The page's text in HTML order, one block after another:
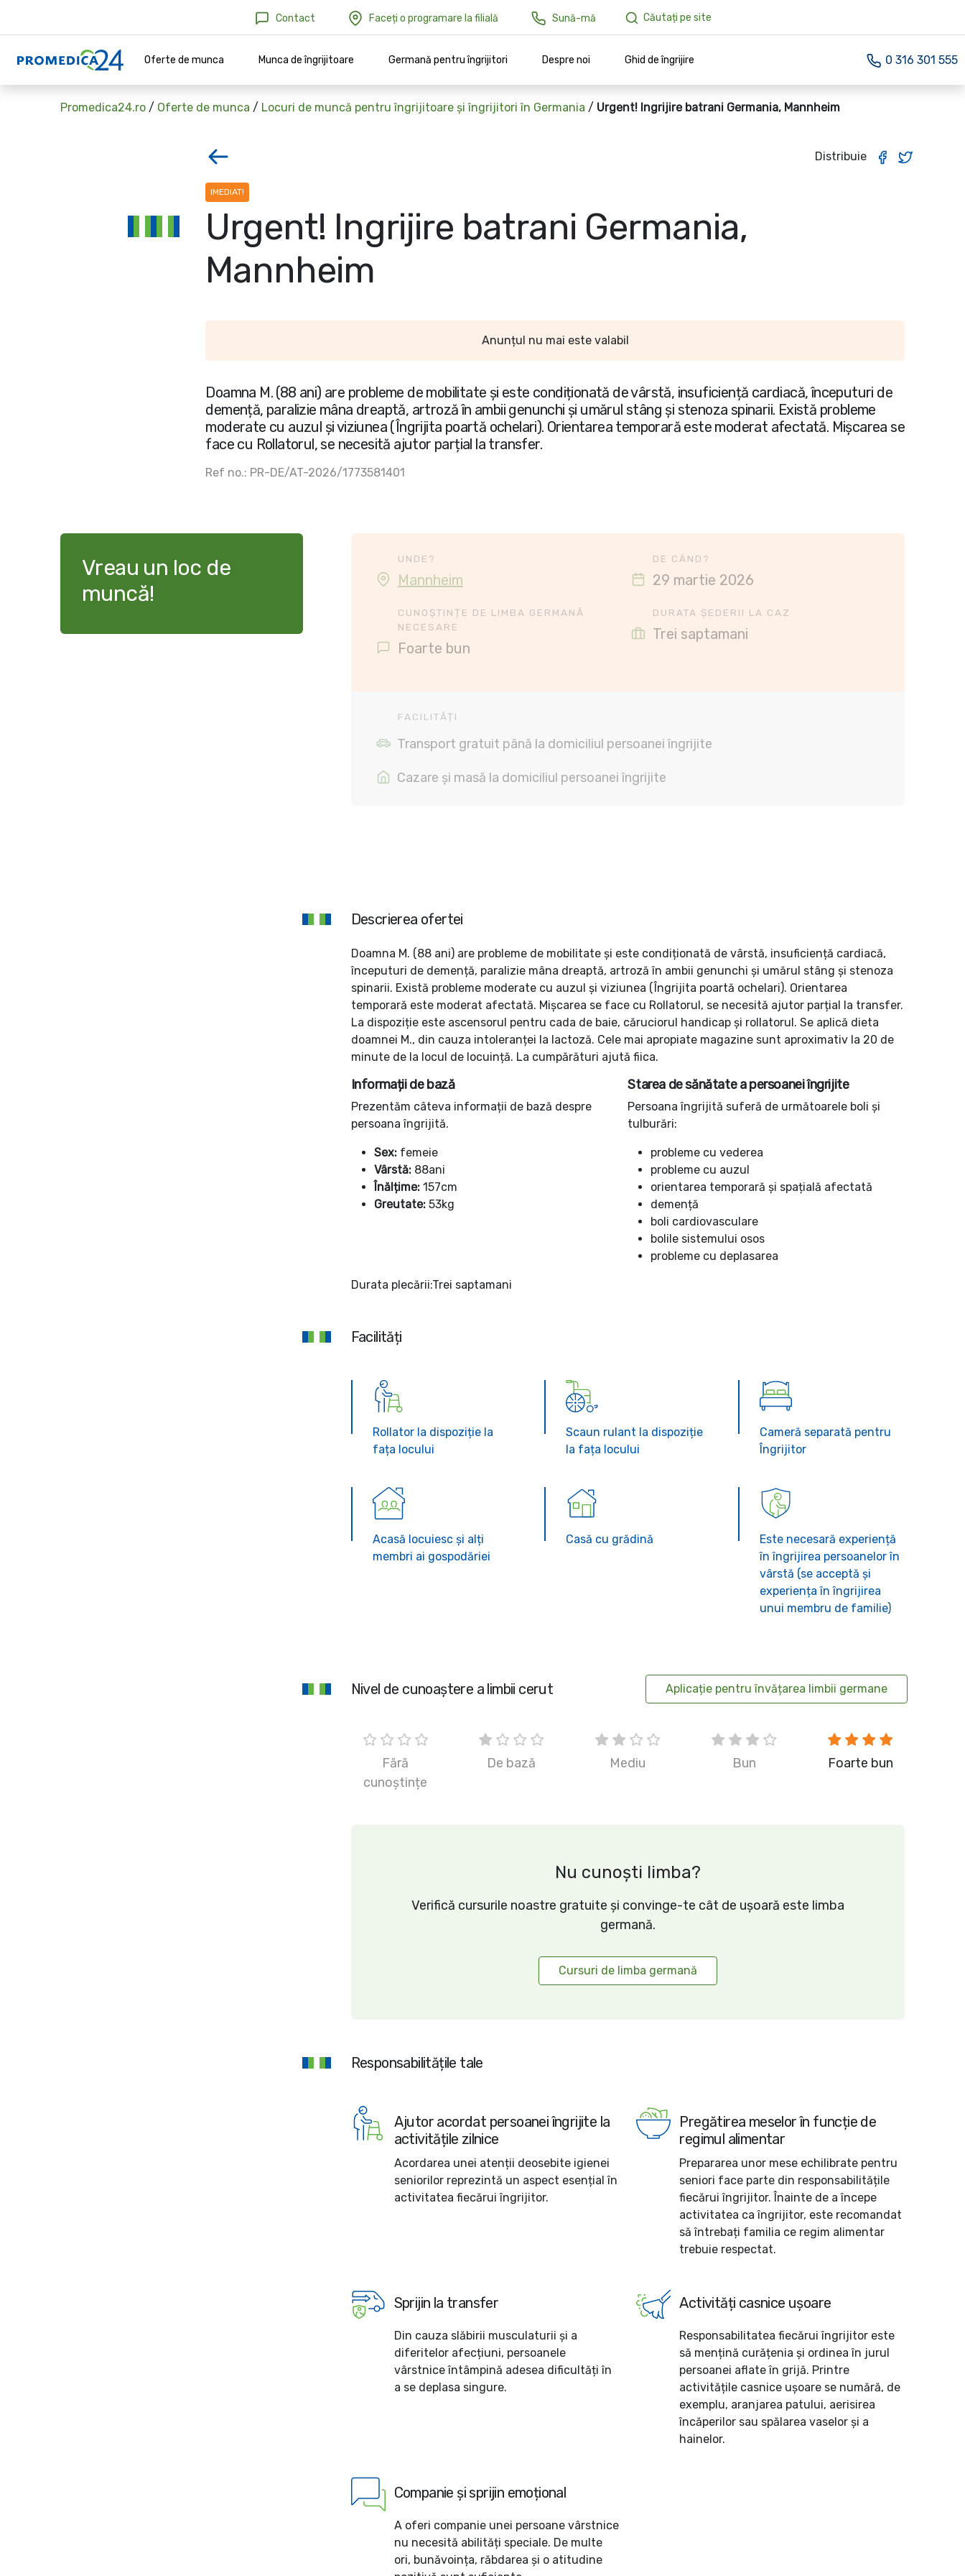
Contact Faceți o programare la filială Sună-mă Căutați pe site
Oferte de munca Munca de îngrijitoare Germană pentru îngrijitori Despre noi Ghid de îngrijire 0 316 301 555
Promedica24.ro / Oferte de munca / Locuri de muncă pentru îngrijitoare și îngrijitori în Germania / Urgent! Ingrijire batrani Germania, Mannheim
Distribuie
IMEDIAT!
Urgent! Ingrijire batrani Germania,
Mannheim
Anunțul nu mai este valabil
Doamna M. (88 ani) are probleme de mobilitate și este condiționată de vârstă, insuficiență cardiacă, începuturi de
demență, paralizie mâna dreaptă, artroză în ambii genunchi și umărul stâng și stenoza spinarii. Există probleme
moderate cu auzul și viziunea (Îngrijita poartă ochelari). Orientarea temporară este moderat afectată. Mișcarea se
face cu Rollatorul, se necesită ajutor parțial la transfer.
Ref no.: PR-DE/AT-2026/1773581401
Vreau un loc de
muncă!
UNDE?
Mannheim
DE CÂND?
29 martie 2026
CUNOȘTINȚE DE LIMBA GERMANĂ
NECESARE
Foarte bun
DURATA ȘEDERII LA CAZ
Trei saptamani
FACILITĂȚI
Transport gratuit până la domiciliul persoanei îngrijite
Cazare și masă la domiciliul persoanei îngrijite
Descrierea ofertei
Doamna M. (88 ani) are probleme de mobilitate și este condiționată de vârstă, insuficiență cardiacă,
începuturi de demență, paralizie mâna dreaptă, artroză în ambii genunchi și umărul stâng și stenoza
spinarii. Există probleme moderate cu auzul și viziunea (Îngrijita poartă ochelari). Orientarea
temporară este moderat afectată. Mișcarea se face cu Rollatorul, se necesită ajutor parțial la transfer.
La dispoziție este ascensorul pentru cada de baie, căruciorul handicap și rollatorul. Se aplică dieta
doamnei M., din cauza intoleranței la lactoză. Cele mai apropiate magazine sunt aproximativ la 20 de
minute de la locul de locuință. La cumpărături ajută fiica.
Informații de bază
Prezentăm câteva informații de bază despre
persoana îngrijită.
Sex:femeie
Vârstă:88ani
Înălțime:157cm
Greutate:53kg
Starea de sănătate a persoanei îngrijite
Persoana îngrijită suferă de următoarele boli și
tulburări:
probleme cu vederea
probleme cu auzul
orientarea temporară și spațială afectată
demență
boli cardiovasculare
bolile sistemului osos
probleme cu deplasarea
Durata plecării:Trei saptamani
Facilități
Rollator la dispoziție la
fața locului
Scaun rulant la dispoziție
la fața locului
Cameră separată pentru
Îngrijitor
Acasă locuiesc și alți
membri ai gospodăriei
Casă cu grădină
Este necesară experiență
în îngrijirea persoanelor în
vârstă (se acceptă și
experiența în îngrijirea
unui membru de familie)
Nivel de cunoaștere a limbii cerut Aplicație pentru învățarea limbii germane
Fără
cunoștințe
De bază Mediu Bun Foarte bun
Nu cunoști limba?
Verifică cursurile noastre gratuite și convinge-te cât de ușoară este limba
germană.
Cursuri de limba germană
Responsabilitățile tale
Ajutor acordat persoanei îngrijite la
activitățile zilnice
Acordarea unei atenții deosebite igienei
seniorilor reprezintă un aspect esențial în
activitatea fiecărui îngrijitor.
Pregătirea meselor în funcție de
regimul alimentar
Prepararea unor mese echilibrate pentru
seniori face parte din responsabilitățile
fiecărui îngrijitor. Înainte de a începe
activitatea ca îngrijitor, este recomandat
să întrebați familia ce regim alimentar
trebuie respectat.
Sprijin la transfer
Din cauza slăbirii musculaturii și a
diferitelor afecțiuni, persoanele
vârstnice întâmpină adesea dificultăți în
a se deplasa singure.
Activități casnice ușoare
Responsabilitatea fiecărui îngrijitor este
să mențină curățenia și ordinea în jurul
persoanei aflate în grijă. Printre
activitățile casnice ușoare se numără, de
exemplu, aranjarea patului, aerisirea
încăperilor sau spălarea vaselor și a
hainelor.
Companie și sprijin emoțional
A oferi companie unei persoane vârstnice
nu necesită abilități speciale. De multe
ori, bunăvoința, răbdarea și o atitudine